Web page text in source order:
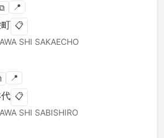
📍
📋
SHI SAKAECHO
📍
📋
SHI SABISHIRO